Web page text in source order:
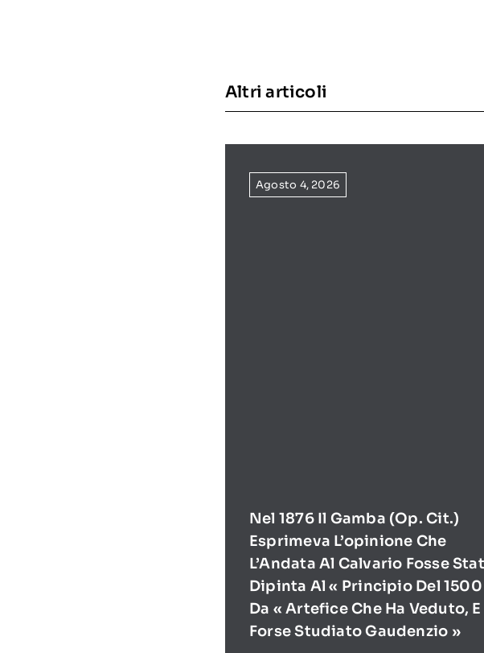
Altri articoli
Agosto 4, 2026
Nel 1876 Il Gamba (op. Cit.)
Esprimeva L’opinione Che
L’Andata Al Calvario Fosse
Dipinta Al « Principio Del 1500
Da « Artefice Che Ha Veduto, E
Forse Studiato Gaudenzio »